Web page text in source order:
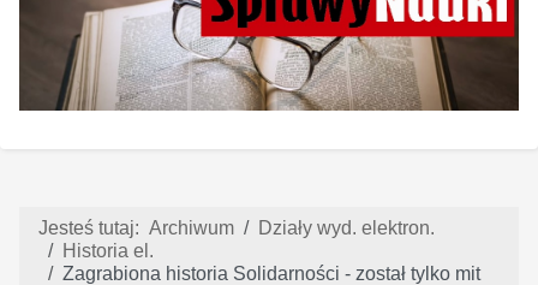
Jesteś tutaj: Archiwum
Działy wyd. elektron.
Historia el.
Zagrabiona historia Solidarności - został tylko mit